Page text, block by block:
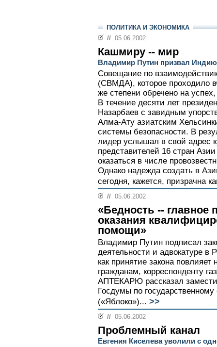
ПОЛИТИКА И ЭКОНОМИКА
// 05.06.2002
Кашмиру -- мир
Владимир Путин призвал
Совещание по
(СВМДА), которое проходило
же степени обречено на
В течение десяти лет
Назарбаев с завидным
Алма-Ату азиатским
системы безопасности. В
лидер услышал в свой адрес
представителей 16 стран
оказаться в числе
Однако надежда создать в
сегодня, кажется, призрачна
// 05.06.2002
«Бедность -- главное
оказания
помощи»
Владимир Путин подписал
деятельности и адвокатуре
как принятие закона
гражданам, корреспонденту
АПТЕКАРЮ рассказал
Госдумы по
(«Яблоко»)... >>
// 05.06.2002
Проблемный канал
Евгения Киселева уволили с